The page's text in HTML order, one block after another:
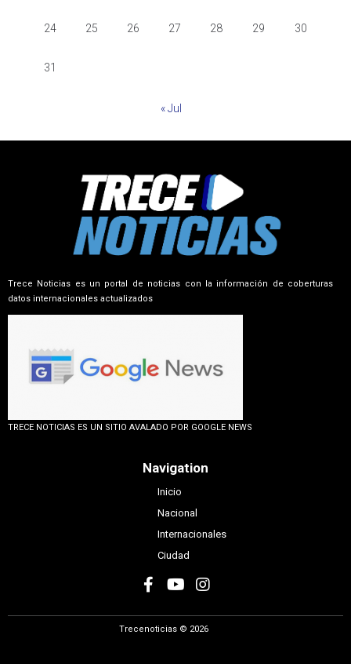
24 25 26 27 28 29 30
31
« Jul
Trece Noticias es un portal de noticias con la información de coberturas
datos internacionales actualizados
TRECE NOTICIAS ES UN SITIO AVALADO POR GOOGLE NEWS
Navigation
Inicio
Nacional
Internacionales
Ciudad
Trecenoticias © 2026